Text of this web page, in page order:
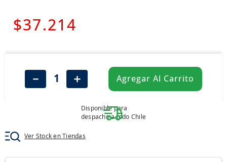
$37 .214
＋
－ Agregar Al Carrito
Disponible para
despacho a todo Chile
Ver Stock en Tiendas
5.
chevrolet
7.
john deere
aceite
255